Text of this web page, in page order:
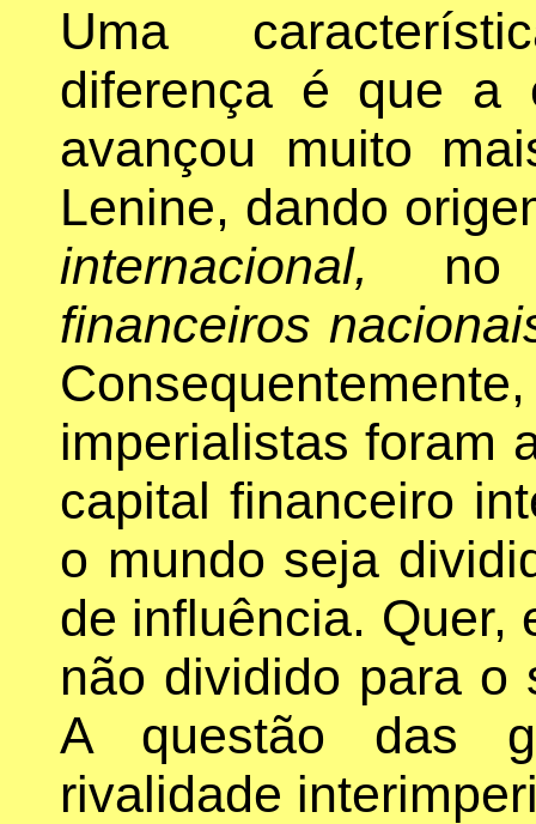
Uma
diferença é que a
avançou muito
Lenine, dando
internacional,
no
financeiros
imperialistas foram
capital financeiro
o mundo seja
de influência. Quer,
não dividido para o
A questão das
rivalidade